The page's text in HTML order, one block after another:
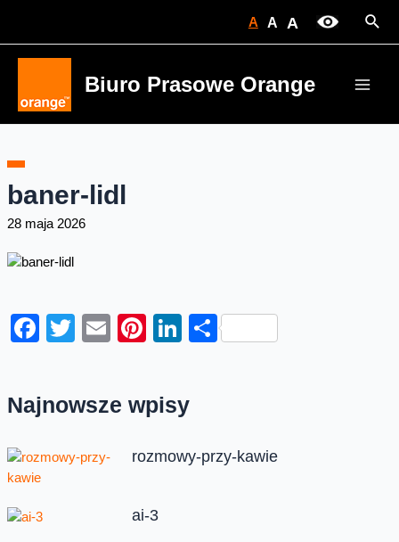
A A A
Biuro Prasowe Orange
baner-lidl
28 maja 2026
Facebook
Twitter
EmailPinterest
LinkedIn
Share
Najnowsze wpisy
rozmowy-przy-kawie
ai-3